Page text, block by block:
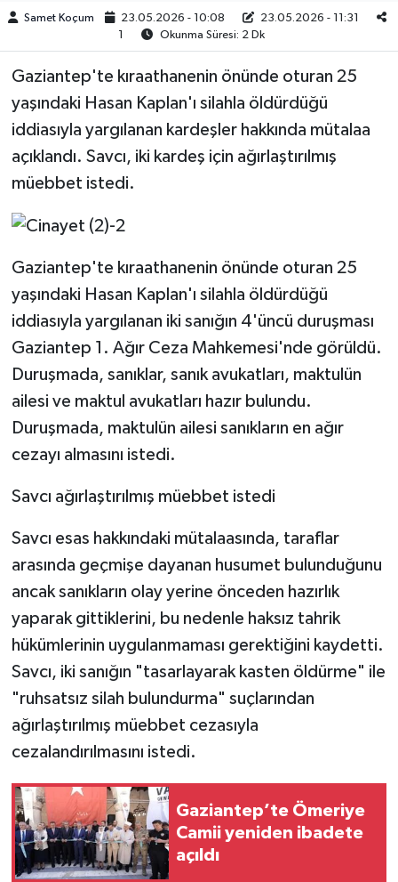
Samet Koçum 23.05.2026 - 10:08
23.05.2026 - 11:31
1
Okunma Süresi: 2 Dk
Gaziantep'te kıraathanenin önünde oturan 25
yaşındaki Hasan Kaplan'ı silahla öldürdüğü
iddiasıyla yargılanan kardeşler hakkında mütalaa
açıklandı. Savcı, iki kardeş için ağırlaştırılmış
müebbet istedi.
Gaziantep'te kıraathanenin önünde oturan 25
yaşındaki Hasan Kaplan'ı silahla öldürdüğü
iddiasıyla yargılanan iki sanığın 4'üncü duruşması
Gaziantep 1. Ağır Ceza Mahkemesi'nde görüldü.
Duruşmada, sanıklar, sanık avukatları, maktulün
ailesi ve maktul avukatları hazır bulundu.
Duruşmada, maktulün ailesi sanıkların en ağır
cezayı almasını istedi.
Savcı ağırlaştırılmış müebbet istedi
Savcı esas hakkındaki mütalaasında, taraflar
arasında geçmişe dayanan husumet bulunduğunu
ancak sanıkların olay yerine önceden hazırlık
yaparak gittiklerini, bu nedenle haksız tahrik
hükümlerinin uygulanmaması gerektiğini kaydetti.
Savcı, iki sanığın "tasarlayarak kasten öldürme" ile
"ruhsatsız silah bulundurma" suçlarından
ağırlaştırılmış müebbet cezasıyla
cezalandırılmasını istedi.
Gaziantep’te Ömeriye
Camii yeniden ibadete
açıldı
Spor
Teknoloji
Türkiye
Video Haber
Yaşam
Yeme-İçme
Yemek